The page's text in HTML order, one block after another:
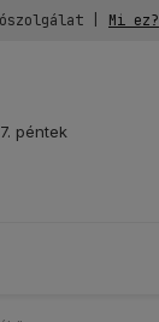
| Mi ez?
péntek